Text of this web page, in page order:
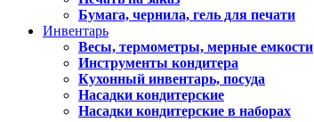
Бумага, чернила, гель для печати
Инвентарь
Весы, термометры, мерные емкости
Инструменты кондитера
Кухонный инвентарь, посуда
Насадки кондитерские
Насадки кондитерские в наборах